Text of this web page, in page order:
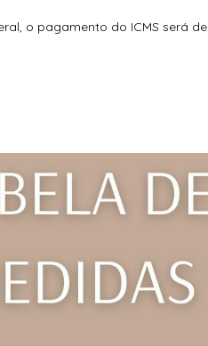
o pagamento do ICMS será de